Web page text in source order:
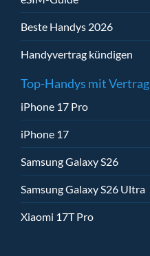
Beste Handys 2026
Handyvertrag kündigen
Top-Handys mit Vertrag
iPhone 17 Pro
iPhone 17
Samsung Galaxy S26
Samsung Galaxy S26 Ultra
Xiaomi 17T Pro